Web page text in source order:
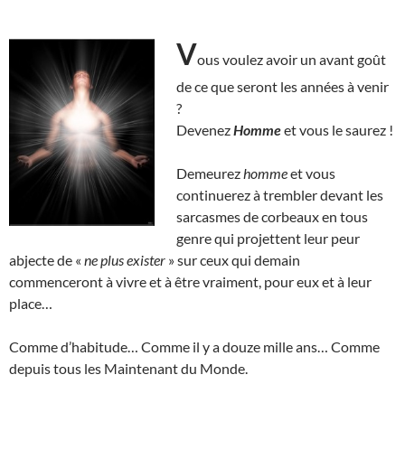
Vous voulez avoir un avant goût
de ce que seront les années à venir
?
DevenezHommeet vous le saurez !
Demeurez hommeet vous
continuerez à trembler devant les
sarcasmes de corbeaux en tous
genre qui projettent leur peur
abjecte de « ne plus exister » sur ceux qui demain
commenceront à vivre et à être vraiment, pour eux et à leur
place…
Comme d’habitude… Comme il y a douze mille ans… Comme
depuis tous les Maintenant du Monde.